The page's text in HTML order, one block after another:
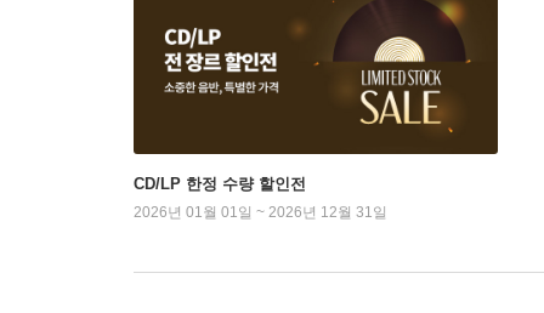
CD/LP 한정 수량 할인전
2026년 01월 01일 ~ 2026년 12월 31일